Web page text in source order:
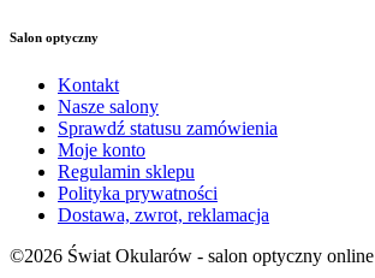
Salon optyczny
Kontakt
Nasze salony
Sprawdź statusu zamówienia
Moje konto
Regulamin sklepu
Polityka prywatności
Dostawa, zwrot, reklamacja
©2026 Świat Okularów - salon optyczny online